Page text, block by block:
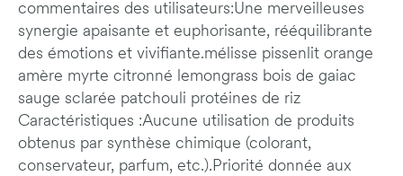
commentaires des utilisateurs:Une merveilleuses
synergie apaisante et euphorisante, rééquilibrante
des émotions et vivifiante.mélisse pissenlit orange
amère myrte citronné lemongrass bois de gaiac
sauge sclarée patchouli protéines de riz
Caractéristiques :Aucune utilisation de produits
obtenus par synthèse chimique (colorant,
conservateur, parfum, etc.).Priorité donnée aux